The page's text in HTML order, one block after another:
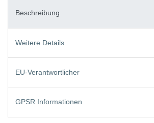
Beschreibung
Weitere Details
EU-Verantwortlicher
GPSR Informationen